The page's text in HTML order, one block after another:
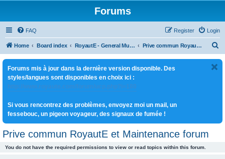
Forums
FAQ Login
Register
Home Board index RoyautE - General Multi-jeux Prive commun RoyautE et Maintenance forum
Forums mis à jour dans la dernière version disponible. Des
styles/langues sont disponibles en choix ici :
http://www.royaute.com/forum/ucp.php?i=180
Si vous rencontrez des problèmes, envoyez moi un mail, un
fessebouc, un pigeon voyageur, des signaux de fumée !
Prive commun RoyautE et Maintenance forum
You do not have the required permissions to view or read topics within this forum.